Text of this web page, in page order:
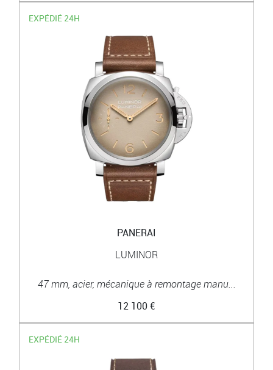
EXPÉDIÉ 24H
PANERAI
LUMINOR
47 mm, acier, mécanique à remontage manu...
12 100 €
EXPÉDIÉ 24H